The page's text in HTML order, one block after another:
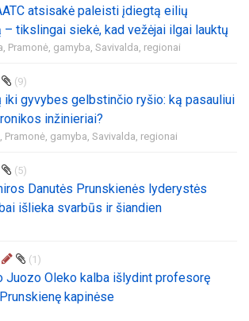
atsisakė paleisti įdiegtą eilių
tikslingai siekė, kad vežėjai ilgai lauktų
Pramonė, gamyba, Savivalda, regionai
(9)
iki gyvybes gelbstinčio ryšio: ką pasauliui
inžinieriai?
Pramonė, gamyba, Savivalda, regionai
(5)
Danutės Prunskienės lyderystės
išlieka svarbūs ir šiandien
(1)
Juozo Oleko kalba išlydint profesorę
kapinėse